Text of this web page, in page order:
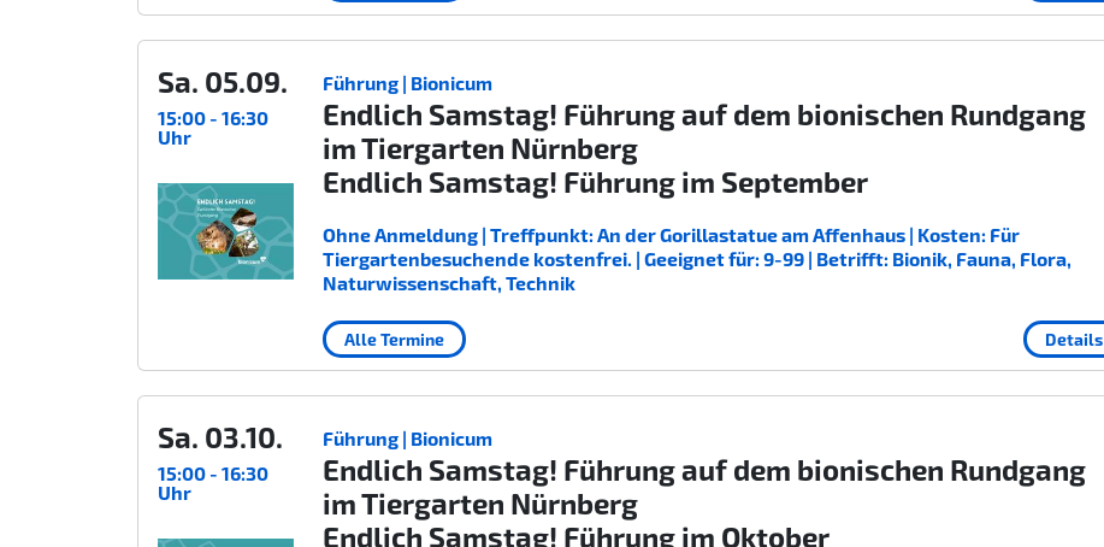
Sa. 05.09.
15:00 - 16:30
Uhr
Führung | Bionicum
Endlich Samstag! Führung auf dem bionischen Rundgang
im Tiergarten Nürnberg
Endlich Samstag! Führung im September
Ohne Anmeldung | Treffpunkt: An der Gorillastatue am Affenhaus | Kosten: Für
Tiergartenbesuchende kostenfrei. | Geeignet für: 9-99 | Betrifft: Bionik, Fauna, Flora,
Naturwissenschaft, Technik
Details
Alle Termine
Sa. 03.10.
15:00 - 16:30
Uhr
Führung | Bionicum
Endlich Samstag! Führung auf dem bionischen Rundgang
im Tiergarten Nürnberg
Endlich Samstag! Führung im Oktober